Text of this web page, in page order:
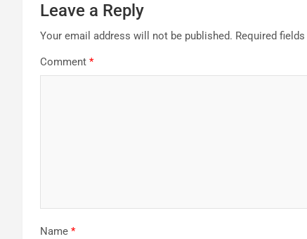
Leave a Reply
Your email address will not be published. Required
Comment *
Name *